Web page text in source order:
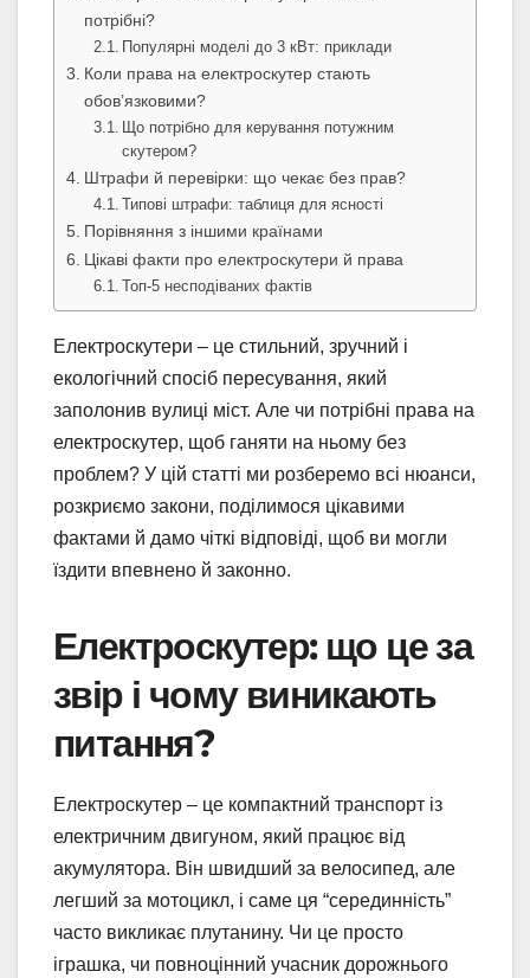
потрібні?
Популярні моделі до 3 кВт: приклади
Коли права на електроскутер стають
обов’язковими?
Що потрібно для керування потужним
скутером?
Штрафи й перевірки: що чекає без прав?
Типові штрафи: таблиця для ясності
Порівняння з іншими країнами
Цікаві факти про електроскутери й права
Топ-5 несподіваних фактів
Електроскутери – це стильний, зручний і
екологічний спосіб пересування, який
заполонив вулиці міст. Але чи потрібні права на
електроскутер, щоб ганяти на ньому без
проблем? У цій статті ми розберемо всі нюанси,
розкриємо закони, поділимося цікавими
фактами й дамо чіткі відповіді, щоб ви могли
їздити впевнено й законно.
Електроскутер: що це за
звір і чому виникають
питання?
Електроскутер – це компактний транспорт із
електричним двигуном, який працює від
акумулятора. Він швидший за велосипед, але
легший за мотоцикл, і саме ця “серединність”
часто викликає плутанину. Чи це просто
іграшка, чи повноцінний учасник дорожнього